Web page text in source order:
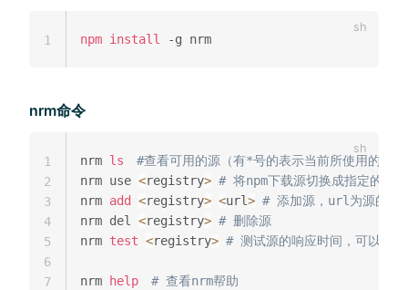
npm install
1
nrm命令
nrm ls
#查看可用的源（有*号的表示当前所使用的
nrm use <registry> # 将npm下载源切换成指定的源
nrm add <registry> <url> # 添加源，url为源的路
nrm del <registry> # 删除源
nrm test <registry> # 测试源的响应时间，可以作
nrm help
# 查看nrm帮助
1
2
3
4
5
6
7